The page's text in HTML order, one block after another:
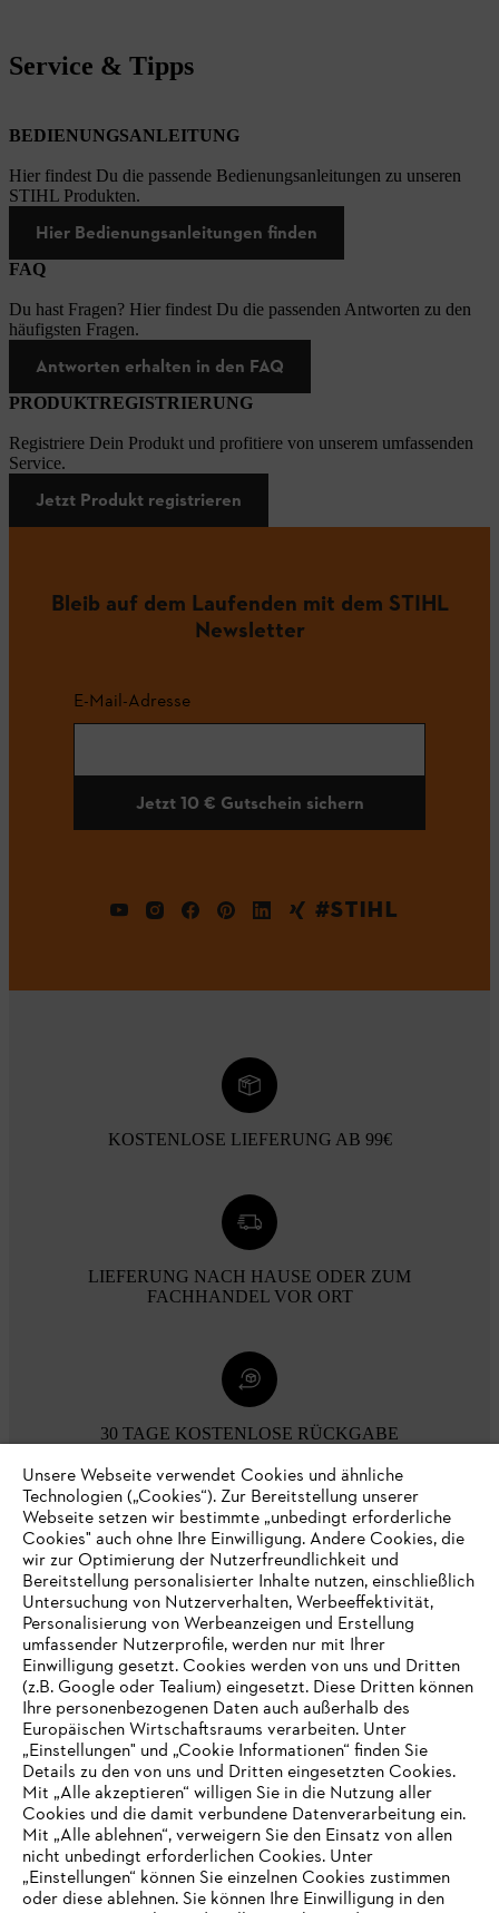
Service & Tipps
BEDIENUNGSANLEITUNG
Hier findest Du die passende Bedienungsanleitungen zu unseren
STIHL Produkten.
Hier Bedienungsanleitungen finden
FAQ
Du hast Fragen? Hier findest Du die passenden Antworten zu den
häufigsten Fragen.
Antworten erhalten in den FAQ
PRODUKTREGISTRIERUNG
Registriere Dein Produkt und profitiere von unserem umfassenden
Service.
Jetzt Produkt registrieren
Bleib auf dem Laufenden mit dem STIHL
Newsletter
E-Mail-Adresse
Jetzt 10 € Gutschein sichern
#STIHL
KOSTENLOSE LIEFERUNG AB 99€
LIEFERUNG NACH HAUSE ODER ZUM
FACHHANDEL VOR ORT
30 TAGE KOSTENLOSE RÜCKGABE
Zahlungsmöglichkeiten
Unternehmen
Online Shop
IHR BROWSER WIRD NICHT
UNTERSTÜTZT
Unsere Webseite verwendet Cookies und ähnliche
Technologien („Cookies“). Zur Bereitstellung unserer
Webseite setzen wir bestimmte „unbedingt erforderliche
Cookies" auch ohne Ihre Einwilligung. Andere Cookies, die
wir zur Optimierung der Nutzerfreundlichkeit und
Bereitstellung personalisierter Inhalte nutzen, einschließlich
Untersuchung von Nutzerverhalten, Werbeeffektivität,
Personalisierung von Werbeanzeigen und Erstellung
umfassender Nutzerprofile, werden nur mit Ihrer
Einwilligung gesetzt. Cookies werden von uns und Dritten
(z.B. Google oder Tealium) eingesetzt. Diese Dritten können
Ihre personenbezogenen Daten auch außerhalb des
Europäischen Wirtschaftsraums verarbeiten. Unter
„Einstellungen" und „Cookie Informationen“ finden Sie
Details zu den von uns und Dritten eingesetzten Cookies.
Mit „Alle akzeptieren“ willigen Sie in die Nutzung aller
Cookies und die damit verbundene Datenverarbeitung ein.
Mit „Alle ablehnen“, verweigern Sie den Einsatz von allen
nicht unbedingt erforderlichen Cookies. Unter
„Einstellungen“ können Sie einzelnen Cookies zustimmen
oder diese ablehnen. Sie können Ihre Einwilligung in den